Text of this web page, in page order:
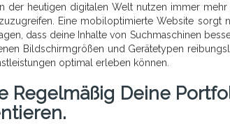
der heutigen digitalen Welt nutzen immer
Eine mobiloptimierte Website sorgt
dass deine Inhalte von Suchmaschinen
Bildschirmgrößen und Gerätetypen
optimal erleben können.
Regelmäßig Deine